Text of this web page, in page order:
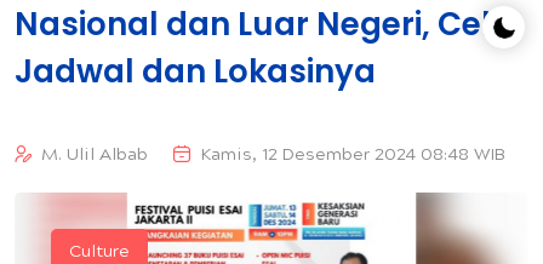
Nasional dan Luar Negeri, Cek
Jadwal dan Lokasinya
M. Ulil Albab Kamis, 12 Desember 2024 08:48 WIB
Culture